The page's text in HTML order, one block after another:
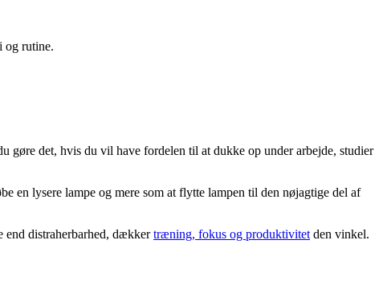
og rutine.
det, hvis du vil have fordelen til at dukke op under arbejde, studier
en lysere lampe og mere som at flytte lampen til den nøjagtige del af
end distraherbarhed, dækkertræning, fokus og produktivitet den vinkel.